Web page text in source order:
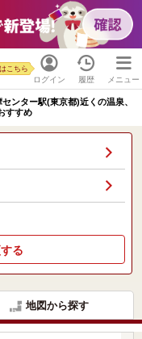
ログイン
こちら
履歴 メニュー
ンター駅(東京都)近くの温泉、
すすめ
る
地図から探す